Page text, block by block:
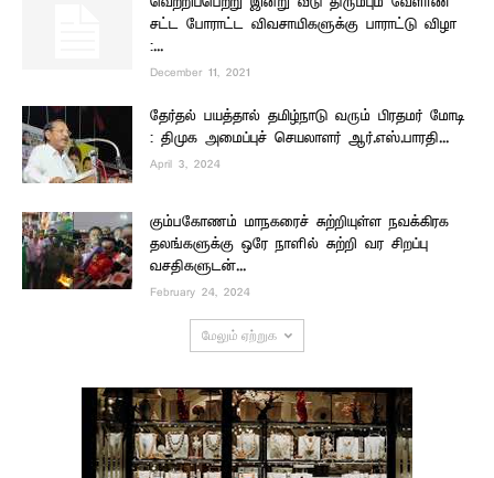
சட்ட போராட்ட விவசாயிகளுக்கு பாராட்டு விழா
:...
December 11, 2021
தேர்தல் பயத்தால் தமிழ்நாடு வரும் பிரதமர் மோடி
: திமுக அமைப்புச் செயலாளர் ஆர்.எஸ்.பாரதி...
April 3, 2024
கும்பகோணம் மாநகரைச் சுற்றியுள்ள நவக்கிரக
தலங்களுக்கு ஒரே நாளில் சுற்றி வர சிறப்பு
வசதிகளுடன்...
February 24, 2024
மேலும் ஏற்றுக